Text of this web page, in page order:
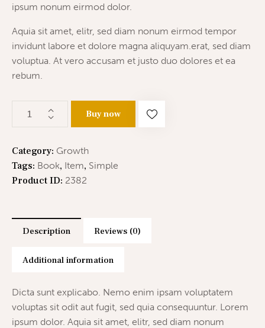
ipsum nonum eirmod dolor.
Aquia sit amet, elitr, sed diam nonum eirmod tempor
invidunt labore et dolore magna aliquyam.erat, sed diam
voluptua. At vero accusam et justo duo dolores et ea
rebum.
Buy now
Category: Growth
Tags: Book, Item, Simple
Product ID: 2382
Description Reviews (0)
Additional information
Dicta sunt explicabo. Nemo enim ipsam voluptatem
voluptas sit odit aut fugit, sed quia consequuntur. Lorem
ipsum dolor. Aquia sit amet, elitr, sed diam nonum